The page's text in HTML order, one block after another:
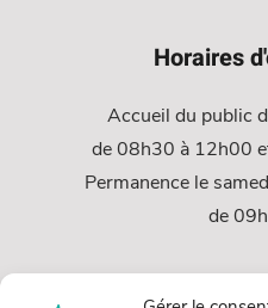
Horaires
Accueil du public
de 08h30 à 12h00
Permanence le
de